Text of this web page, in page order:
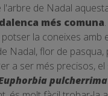
l'arbre de Nadal
més comuna
la coneixes amb
Nadal, flor de pasqua,
a ser més precisos,
pulcherrima